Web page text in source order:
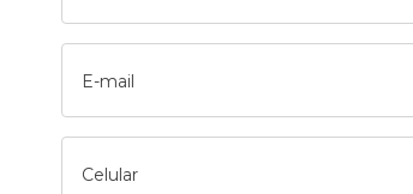
E-mail
Celular